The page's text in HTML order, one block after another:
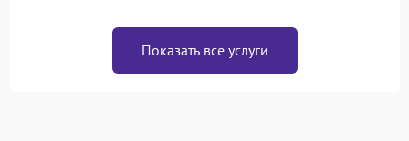
Показать все услуги